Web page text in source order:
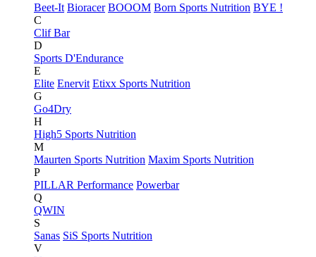
Beet-It Bioracer BOOOM Born Sports Nutrition BYE !
C
Clif Bar
D
Sports D'Endurance
E
Elite Enervit Etixx Sports Nutrition
G
Go4Dry
H
High5 Sports Nutrition
M
Maurten Sports Nutrition Maxim Sports Nutrition
P
PILLAR Performance Powerbar
Q
QWIN
S
Sanas SiS Sports Nutrition
V